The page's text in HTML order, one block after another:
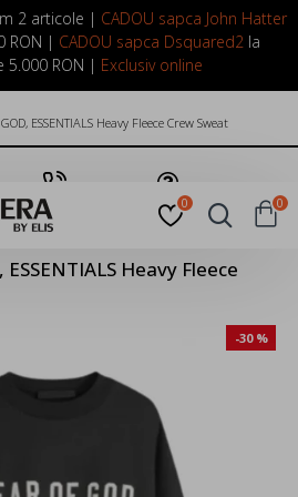
2 articole | CADOU sapca John Hatter
RON | CADOU sapca Dsquared2 la
5.000 RON | Exclusiv online
0 0
ESSENTIALS Heavy Fleece Crew Sweat
Suna Acum Pune o Intrebare
ESSENTIALS Heavy Fleece
-30 %